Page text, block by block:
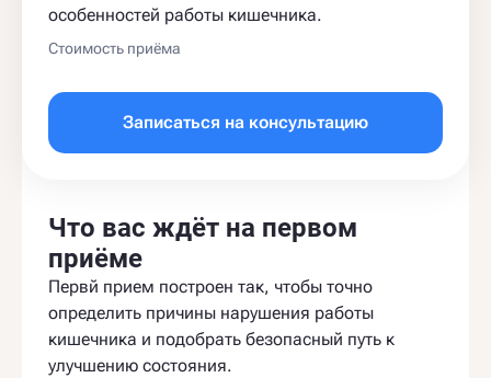
особенностей работы кишечника.
Стоимость приёма
Записаться на консультацию
Что вас ждёт на первом
приёме
Первй прием построен так, чтобы точно
определить причины нарушения работы
кишечника и подобрать безопасный путь к
улучшению состояния.